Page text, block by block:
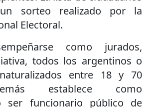
sorteo realizado por la
Electoral.
como jurados,
todos los argentinos o
entre 18 y 70
establece como
ser funcionario público de